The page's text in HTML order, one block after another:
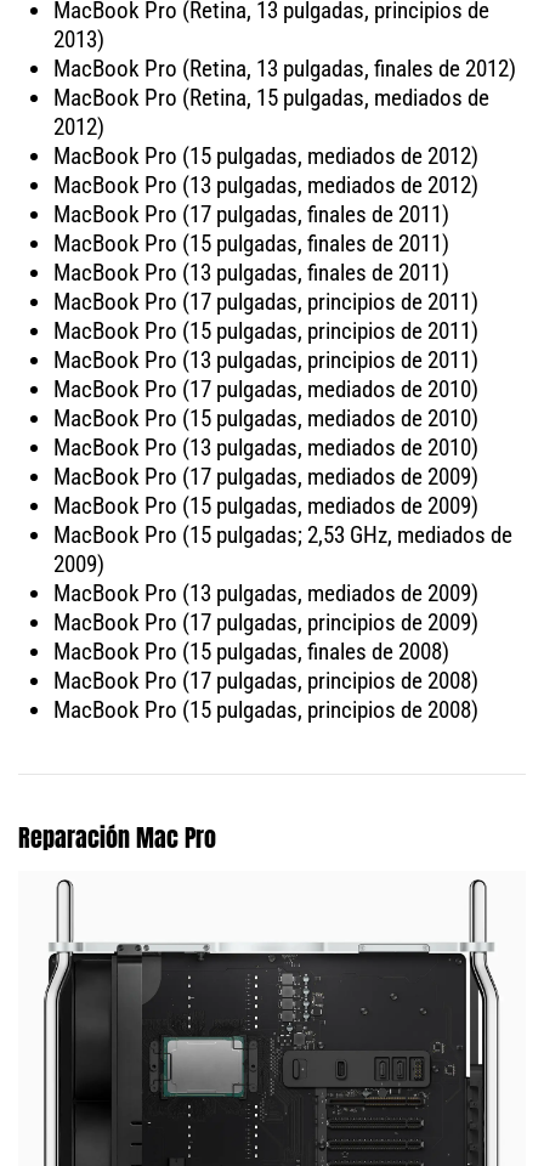
MacBook Pro (Retina, 13 pulgadas, principios de
2013)
MacBook Pro (Retina, 13 pulgadas, finales de 2012)
MacBook Pro (Retina, 15 pulgadas, mediados de
2012)
MacBook Pro (15 pulgadas, mediados de 2012)
MacBook Pro (13 pulgadas, mediados de 2012)
MacBook Pro (17 pulgadas, finales de 2011)
MacBook Pro (15 pulgadas, finales de 2011)
MacBook Pro (13 pulgadas, finales de 2011)
MacBook Pro (17 pulgadas, principios de 2011)
MacBook Pro (15 pulgadas, principios de 2011)
MacBook Pro (13 pulgadas, principios de 2011)
MacBook Pro (17 pulgadas, mediados de 2010)
MacBook Pro (15 pulgadas, mediados de 2010)
MacBook Pro (13 pulgadas, mediados de 2010)
MacBook Pro (17 pulgadas, mediados de 2009)
MacBook Pro (15 pulgadas, mediados de 2009)
MacBook Pro (15 pulgadas; 2,53 GHz, mediados de
2009)
MacBook Pro (13 pulgadas, mediados de 2009)
MacBook Pro (17 pulgadas, principios de 2009)
MacBook Pro (15 pulgadas, finales de 2008)
MacBook Pro (17 pulgadas, principios de 2008)
MacBook Pro (15 pulgadas, principios de 2008)
Reparación Mac Pro